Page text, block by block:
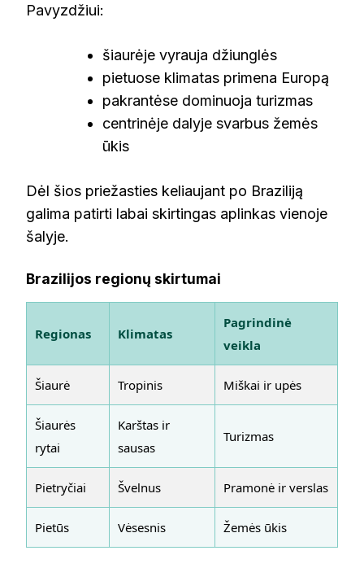
Pavyzdžiui:
šiaurėje vyrauja džiunglės
pietuose klimatas primena Europą
pakrantėse dominuoja turizmas
centrinėje dalyje svarbus žemės
ūkis
Dėl šios priežasties keliaujant po Braziliją
galima patirti labai skirtingas aplinkas vienoje
šalyje.
Brazilijos regionų skirtumai
Regionas Klimatas
Pagrindinė
veikla
Šiaurė Tropinis Miškai ir upės
Šiaurės
rytai
Karštas ir
sausas
Turizmas
Pietryčiai Švelnus Pramonė ir verslas
Pietūs Vėsesnis Žemės ūkis